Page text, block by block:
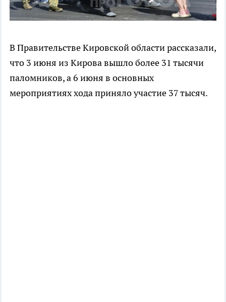
В Правительстве Кировской области рассказали,
что 3 июня из Кирова вышло более 31 тысячи
паломников, а 6 июня в основных
мероприятиях хода приняло участие 37 тысяч.